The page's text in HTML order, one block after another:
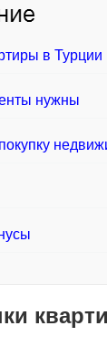
в
нужны